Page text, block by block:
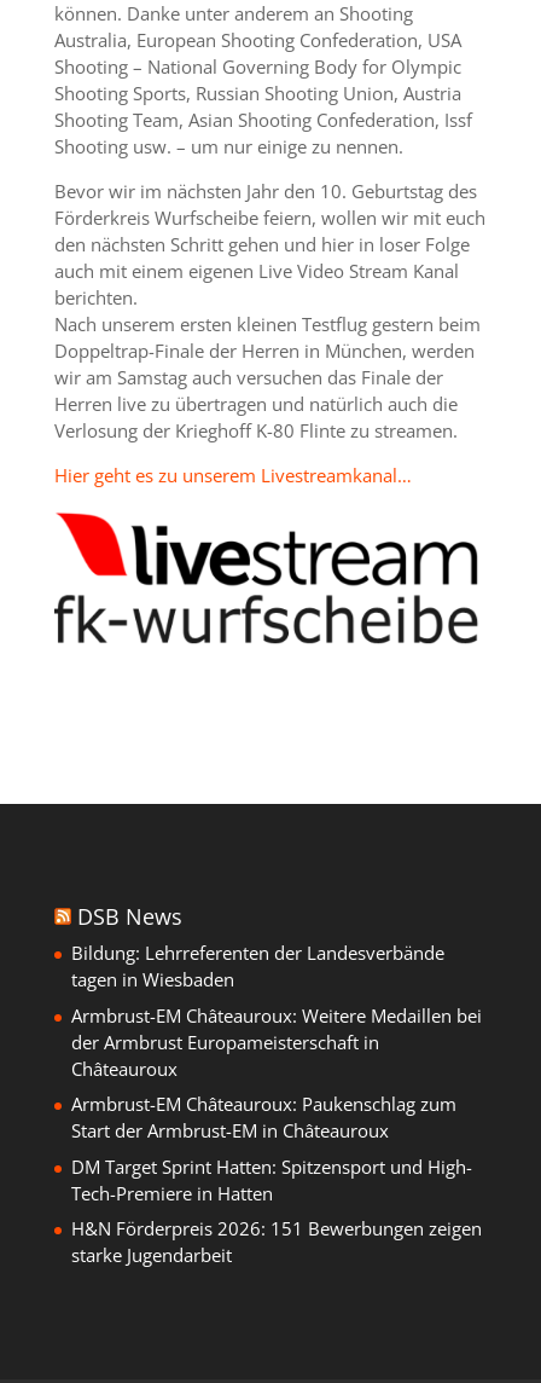
können. Danke unter anderem an Shooting
Australia, European Shooting Confederation, USA
Shooting – National Governing Body for Olympic
Shooting Sports, Russian Shooting Union, Austria
Shooting Team, Asian Shooting Confederation, Issf
Shooting usw. – um nur einige zu nennen.
Bevor wir im nächsten Jahr den 10. Geburtstag des
Förderkreis Wurfscheibe feiern, wollen wir mit euch
den nächsten Schritt gehen und hier in loser Folge
auch mit einem eigenen Live Video Stream Kanal
berichten.
Nach unserem ersten kleinen Testflug gestern beim
Doppeltrap-Finale der Herren in München, werden
wir am Samstag auch versuchen das Finale der
Herren live zu übertragen und natürlich auch die
Verlosung der Krieghoff K-80 Flinte zu streamen.
Hier geht es zu unserem Livestreamkanal…
DSB News
Bildung: Lehrreferenten der Landesverbände
tagen in Wiesbaden
Armbrust-EM Châteauroux: Weitere Medaillen bei
der Armbrust Europameisterschaft in
Châteauroux
Armbrust-EM Châteauroux: Paukenschlag zum
Start der Armbrust-EM in Châteauroux
DM Target Sprint Hatten: Spitzensport und High-
Tech-Premiere in Hatten
H&N Förderpreis 2026: 151 Bewerbungen zeigen
starke Jugendarbeit